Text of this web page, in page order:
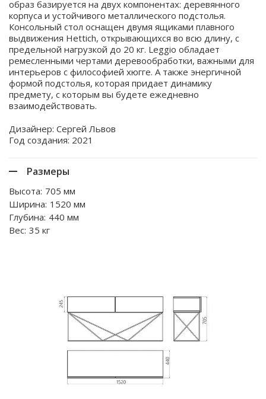
образ базируется на двух компонентах: деревянного
корпуса и устойчивого металлического подстолья.
Консольный стол оснащен двумя ящиками плавного
выдвижения Hettich, открывающихся во всю длину, с
предельной нагрузкой до 20 кг. Leggio обладает
ремесленными чертами деревообработки, важными для
интерьеров с философией хюгге. А также энергичной
формой подстолья, которая придает динамику
предмету, с которым вы будете ежедневно
взаимодействовать.
Дизайнер: Сергей Львов
Год создания: 2021
Размеры
Высота: 705 мм
Ширина: 1520 мм
Глубина: 440 мм
Вес: 35 кг